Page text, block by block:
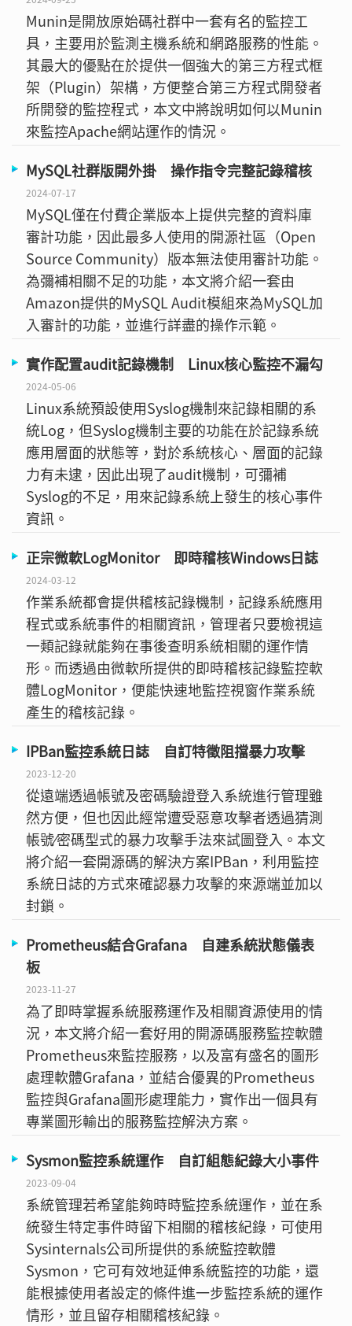
Munin是開放原始碼社群中一套有名的監控工
具，主要用於監測主機系統和網路服務的性能。
其最大的優點在於提供一個強大的第三方程式框
架（Plugin）架構，方便整合第三方程式開發者
所開發的監控程式，本文中將說明如何以Munin
來監控Apache網站運作的情況。
MySQL社群版開外掛 操作指令完整記錄稽核
2024-07-17
MySQL僅在付費企業版本上提供完整的資料庫
審計功能，因此最多人使用的開源社區（Open
Source Community）版本無法使用審計功能。
為彌補相關不足的功能，本文將介紹一套由
Amazon提供的MySQL Audit模組來為MySQL加
入審計的功能，並進行詳盡的操作示範。
實作配置audit記錄機制 Linux核心監控不漏勾
2024-05-06
Linux系統預設使用Syslog機制來記錄相關的系
統Log，但Syslog機制主要的功能在於記錄系統
應用層面的狀態等，對於系統核心、層面的記錄
力有未逮，因此出現了audit機制，可彌補
Syslog的不足，用來記錄系統上發生的核心事件
資訊。
正宗微軟LogMonitor 即時稽核Windows日誌
2024-03-12
作業系統都會提供稽核記錄機制，記錄系統應用
程式或系統事件的相關資訊，管理者只要檢視這
一類記錄就能夠在事後查明系統相關的運作情
形。而透過由微軟所提供的即時稽核記錄監控軟
體LogMonitor，便能快速地監控視窗作業系統
產生的稽核記錄。
IPBan監控系統日誌 自訂特徵阻擋暴力攻擊
2023-12-20
從遠端透過帳號及密碼驗證登入系統進行管理雖
然方便，但也因此經常遭受惡意攻擊者透過猜測
帳號∕密碼型式的暴力攻擊手法來試圖登入。本文
將介紹一套開源碼的解決方案IPBan，利用監控
系統日誌的方式來確認暴力攻擊的來源端並加以
封鎖。
Prometheus結合Grafana 自建系統狀態儀表
板
2023-11-27
為了即時掌握系統服務運作及相關資源使用的情
況，本文將介紹一套好用的開源碼服務監控軟體
Prometheus來監控服務，以及富有盛名的圖形
處理軟體Grafana，並結合優異的Prometheus
監控與Grafana圖形處理能力，實作出一個具有
專業圖形輸出的服務監控解決方案。
Sysmon監控系統運作 自訂組態紀錄大小事件
2023-09-04
系統管理若希望能夠時時監控系統運作，並在系
統發生特定事件時留下相關的稽核紀錄，可使用
Sysinternals公司所提供的系統監控軟體
Sysmon，它可有效地延伸系統監控的功能，還
能根據使用者設定的條件進一步監控系統的運作
情形，並且留存相關稽核紀錄。